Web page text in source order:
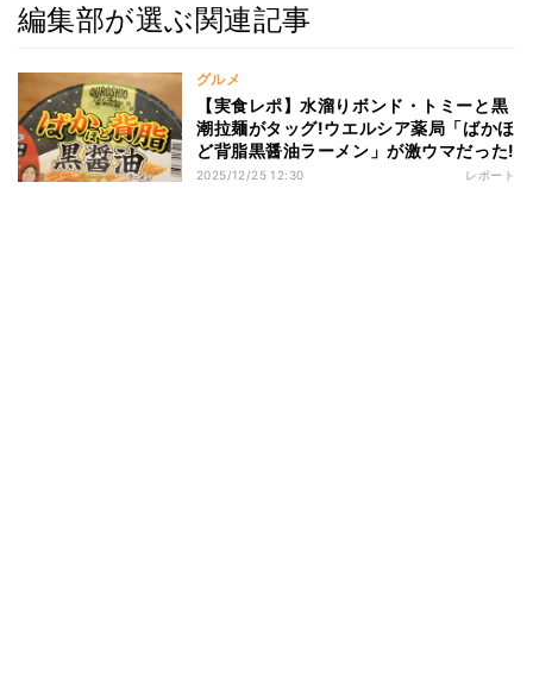
編集部が選ぶ関連記事
グルメ
【実食レポ】水溜りボンド・トミーと黒
潮拉麺がタッグ!ウエルシア薬局「ばかほ
ど背脂黒醤油ラーメン」が激ウマだった!
2025/12/25 12:30 レポート